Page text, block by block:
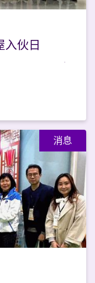
入伙日
消息